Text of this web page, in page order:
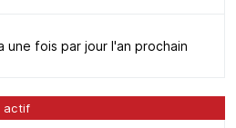
une fois par jour l'an prochain
actif